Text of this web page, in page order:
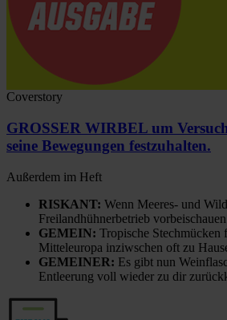
Coverstory
GROSSER WIRBEL um
seine Bewegungen festzuhalten.
Außerdem im Heft
RISKANT: Wenn Meeres- und
Freilandhühnerbetrieb
GEMEIN: Tropische Stechmücken
Mitteleuropa inziwschen oft zu
GEMEINER: Es gibt nun
Entleerung voll wieder zu dir